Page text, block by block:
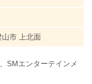
市 上北面
SMエンターテインメ